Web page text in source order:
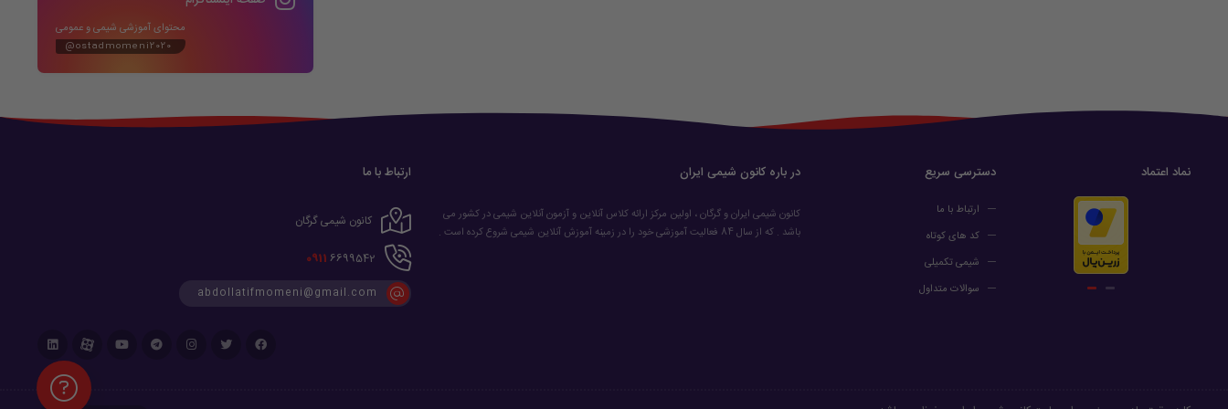
محتوای آموزشی شیمی و عمومی
@ostadmomeni2020
نماد اعتماد دسترسی سریع
ارتباط با ما
کد های کوتاه
شیمی تکمیلی
سوالات متداول
در باره کانون شیمی ایران
کانون شیمی ایران و گرگان ، اولین مرکز ارائه کلاس آنلاین و آزمون آنلاین شیمی در کشور می
باشد . که از سال 84 فعالیت آموزشی خود را در زمینه آموزش آنلاین شیمی شروع کرده است .
ارتباط با ما
کانون شیمی گرگان
0911 6699542
abdollatifmomeni@gmail.com